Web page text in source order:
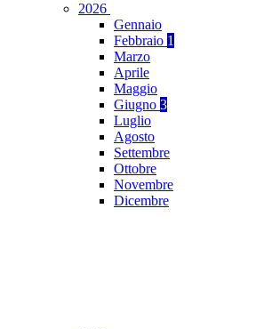
2026
Gennaio
Febbraio 1
Marzo
Aprile
Maggio
Giugno 3
Luglio
Agosto
Settembre
Ottobre
Novembre
Dicembre